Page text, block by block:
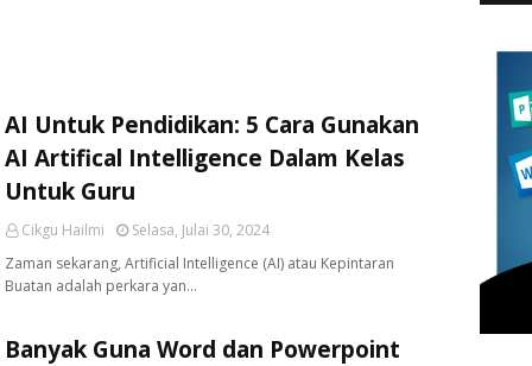
AI Untuk Pendidikan: 5 Cara Gunakan
AI Artifical Intelligence Dalam Kelas
Untuk Guru
Cikgu Hailmi
Selasa, Julai 30, 2024
Zaman sekarang, Artificial Intelligence (AI) atau Kepintaran
Buatan adalah perkara yan…
Banyak Guna Word dan Powerpoint